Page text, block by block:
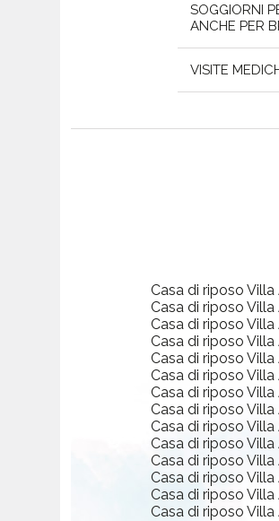
SOGGIORNI
ANCHE PER
VISITE
Casa di riposo Villa
Casa di riposo Villa
Casa di riposo Villa
Casa di riposo Villa
Casa di riposo Villa
Casa di riposo Villa
Casa di riposo Villa
Casa di riposo Villa
Casa di riposo Villa
Casa di riposo Villa
Casa di riposo Villa
Casa di riposo Villa
Casa di riposo Villa
Casa di riposo Villa